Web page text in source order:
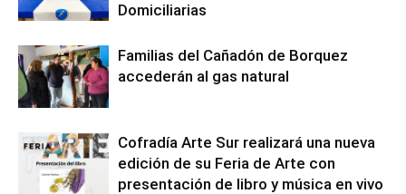
Domiciliarias
Familias del Cañadón de Borquez
accederán al gas natural
Cofradía Arte Sur realizará una nueva
edición de su Feria de Arte con
presentación de libro y música en vivo